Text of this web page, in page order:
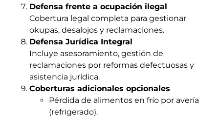
Defensa frente a ocupación ilegal
Cobertura legal completa para gestionar
okupas, desalojos y reclamaciones.
Defensa Jurídica Integral
Incluye asesoramiento, gestión de
reclamaciones por reformas defectuosas y
asistencia jurídica.
Coberturas adicionales opcionales
Pérdida de alimentos en frío por avería
(refrigerado).